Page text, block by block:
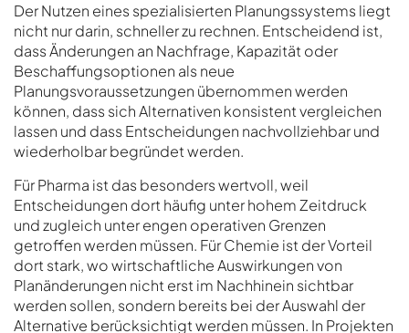
Der Nutzen eines spezialisierten Planungssystems liegt
nicht nur darin, schneller zu rechnen. Entscheidend ist,
dass Änderungen an Nachfrage, Kapazität oder
Beschaffungsoptionen als neue
Planungsvoraussetzungen übernommen werden
können, dass sich Alternativen konsistent vergleichen
lassen und dass Entscheidungen nachvollziehbar und
wiederholbar begründet werden.
Für Pharma ist das besonders wertvoll, weil
Entscheidungen dort häufig unter hohem Zeitdruck
und zugleich unter engen operativen Grenzen
getroffen werden müssen. Für Chemie ist der Vorteil
dort stark, wo wirtschaftliche Auswirkungen von
Planänderungen nicht erst im Nachhinein sichtbar
werden sollen, sondern bereits bei der Auswahl der
Alternative berücksichtigt werden müssen. In Projekten